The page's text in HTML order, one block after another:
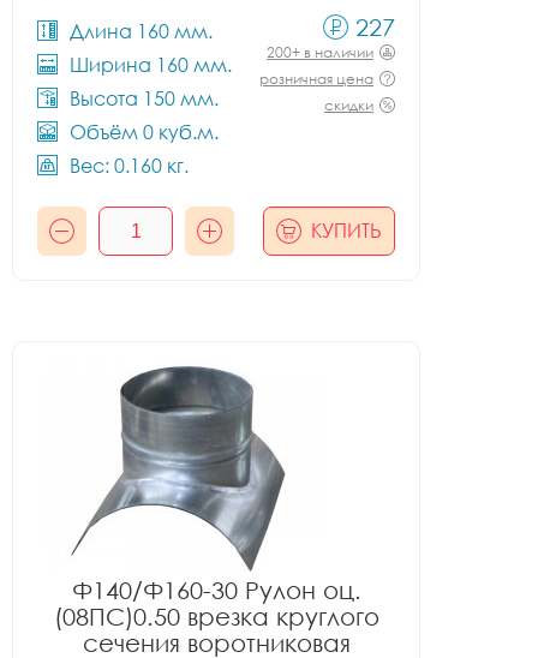
Длина 160 мм.
Ширина 160 мм.
Высота 150 мм.
Объём 0 куб.м.
Вес: 0.160 кг.
227
200+ в наличии
розничная цена
скидки
КУПИТЬ
Ф140/Ф160-30 Рулон оц.
(08ПС)0.50 врезка круглого
сечения воротниковая